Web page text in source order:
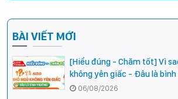
BÀI VIẾT MỚI
[Hiểu đúng - Chăm tốt] Vì
không yên giấc - Đâu là
hiệu cần đi khám ngay?
06/08/2026